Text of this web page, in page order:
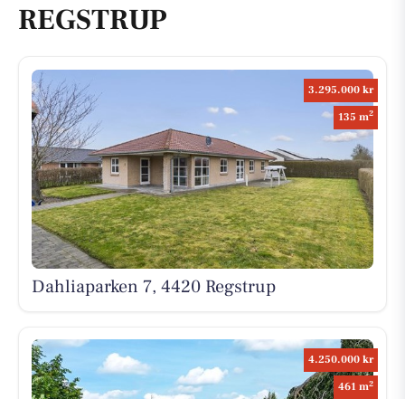
REGSTRUP
3.295.000 kr
135 m2
Dahliaparken 7, 4420 Regstrup
4.250.000 kr
461 m2